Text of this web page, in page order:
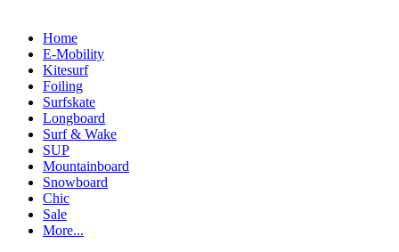
Home
E-Mobility
Kitesurf
Foiling
Surfskate
Longboard
Surf & Wake
SUP
Mountainboard
Snowboard
Chic
Sale
More...